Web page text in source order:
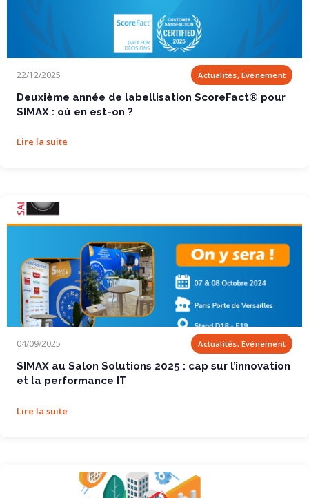
22/12/2025 Actualités, Evénement
Deuxième année de labellisation ScoreFact® pour
SIMAX : où en est-on ?
Lire la suite
04/09/2025 Actualités, Evénement
SIMAX au Salon Solutions 2025 : cap sur l’innovation
et la performance IT
Lire la suite